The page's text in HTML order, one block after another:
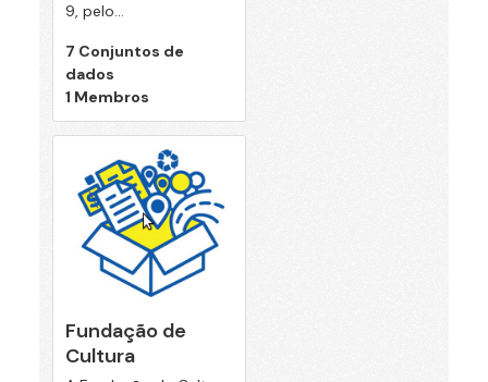
9, pelo...
7 Conjuntos de
dados
1 Membros
Fundação de
Cultura